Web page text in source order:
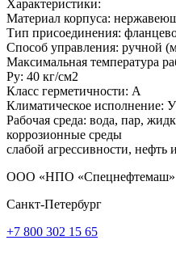
Характеристики:
Материал корпуса:
Тип присоединения:
Способ управления: ручной
Максимальная температура
Ру: 40 кг/см2
Класс герметичности: А
Климатическое исполнение:
Рабочая среда: вода, пар,
коррозионные среды
слабой агрессивности, нефть
ООО «НПО «Спецнефтемаш»
Санкт-Петербург
+7 800 302 15 65